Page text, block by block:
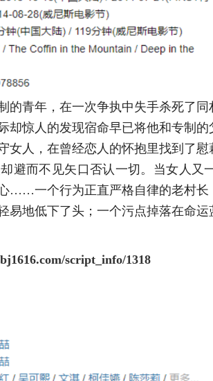
的青年，在一次争执中失手杀死了
却惊人的发现宿命早已将他和专制
女人，在曾经恋人的怀抱里找到了
避而不见矢口否认一切。当女人又
……一个行为正直严格自律的老村长
易地低下了头；一个污点掉落在命
script_info/1318